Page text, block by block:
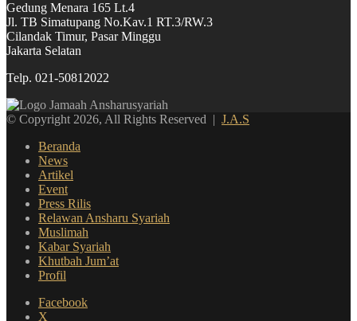
Gedung Menara 165 Lt.4
Jl. TB Simatupang No.Kav.1 RT.3/RW.3
Cilandak Timur, Pasar Minggu
Jakarta Selatan
Telp. 021-50812022
© Copyright 2026, All Rights Reserved | J.A.S
Beranda
News
Artikel
Event
Press Rilis
Relawan Ansharu Syariah
Muslimah
Kabar Syariah
Khutbah Jum’at
Profil
Facebook
X